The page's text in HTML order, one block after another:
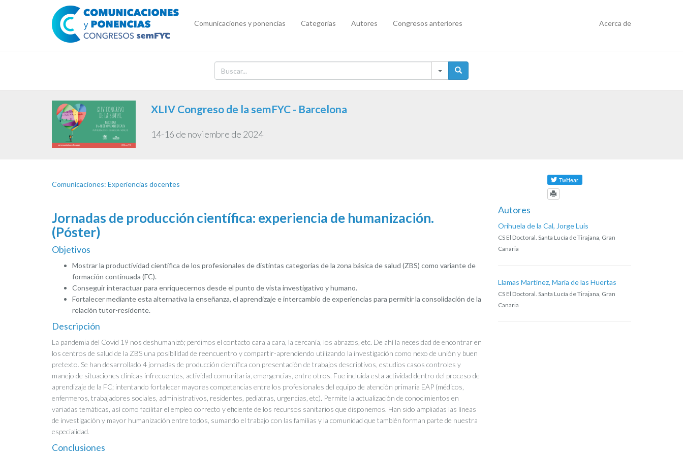
Comunicaciones y ponencias Categorías Autores Congresos anteriores Acerca de
XLIV Congreso de la semFYC - Barcelona
14-16 de noviembre de 2024
Comunicaciones: Experiencias docentes
Jornadas de producción científica: experiencia de humanización.
(Póster)
Objetivos
Mostrar la productividad científica de los profesionales de distintas categorías de la zona básica de salud (ZBS) como variante de
formación continuada (FC).
Conseguir interactuar para enriquecernos desde el punto de vista investigativo y humano.
Fortalecer mediante esta alternativa la enseñanza, el aprendizaje e intercambio de experiencias para permitir la consolidación de la
relación tutor-residente.
Descripción
La pandemia del Covid 19 nos deshumanizó; perdimos el contacto cara a cara, la cercanía, los abrazos, etc. De ahí la necesidad de encontrar en
los centros de salud de la ZBS una posibilidad de reencuentro y compartir-aprendiendo utilizando la investigación como nexo de unión y buen
pretexto. Se han desarrollado 4 jornadas de producción científica con presentación de trabajos descriptivos, estudios casos controles y
manejo de situaciones clínicas infrecuentes, actividad comunitaria, emergencias, entre otros. Fue incluida esta actividad dentro del proceso de
aprendizaje de la FC; intentando fortalecer mayores competencias entre los profesionales del equipo de atención primaria EAP (médicos,
enfermeros, trabajadores sociales, administrativos, residentes, pediatras, urgencias, etc). Permite la actualización de conocimientos en
variadas temáticas, así como facilitar el empleo correcto y eficiente de los recursos sanitarios que disponemos. Han sido ampliadas las líneas
de investigación y mayor humanización entre todos, sumando el trabajo con las familias y la comunidad que también forman parte de nuestra
especialidad.
Conclusiones
Autores
Orihuela de la Cal, Jorge Luis
CS El Doctoral. Santa Lucía de Tirajana, Gran
Canaria
Llamas Martínez, María de las Huertas
CS El Doctoral. Santa Lucía de Tirajana, Gran
Canaria